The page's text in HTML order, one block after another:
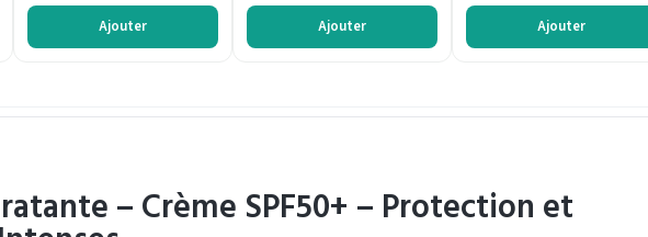
Ajouter Ajouter Ajouter
– Crème SPF50+ – Protection et